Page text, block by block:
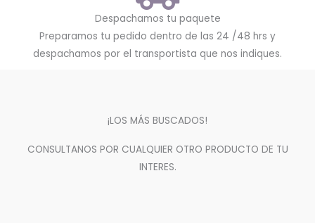
Despachamos tu paquete
Preparamos tu pedido dentro de las 24 /48 hrs y
despachamos por el transportista que nos indiques.
¡LOS MÁS BUSCADOS!
CONSULTANOS POR CUALQUIER OTRO PRODUCTO DE TU
INTERES.